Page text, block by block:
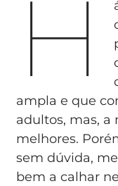
H
ampla e que
adultos, mas,
melhores.
sem dúvida,
bem a calhar